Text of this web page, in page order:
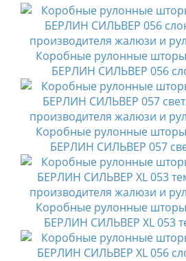
Коробные рулонные шторы
БЕРЛИН СИЛЬВЕР 056
Коробные рулонные шторы
БЕРЛИН СИЛЬВЕР 057
Коробные рулонные шторы
БЕРЛИН СИЛЬВЕР XL 053